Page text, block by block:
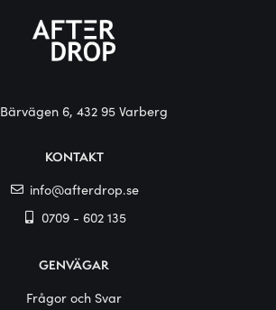
Bärvägen 6, 432 95 Varberg
KONTAKT
info@afterdrop.se
0709 - 602 135
GENVÄGAR
Frågor och Svar